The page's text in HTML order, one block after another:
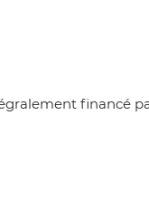
financé